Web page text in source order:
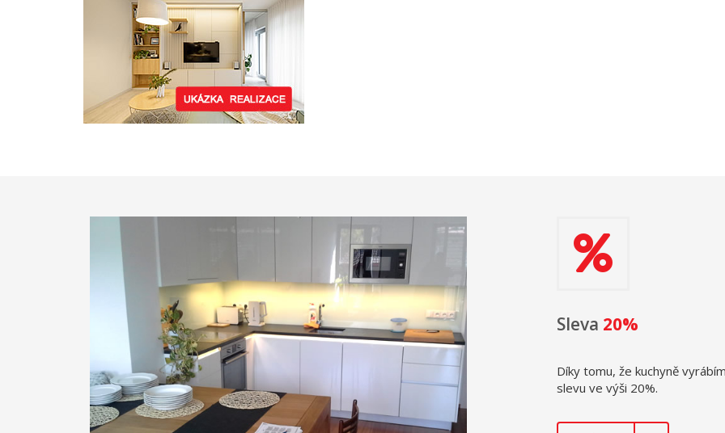
Vám oproti prodejcům nabídnout